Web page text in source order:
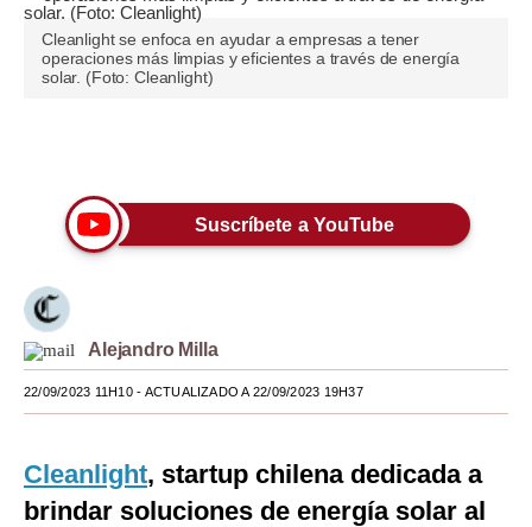
Opinión
Editorial
Tendencias
Lujo
Viajes
Moda
Estilos
EEUU
Cleanlight se enfoca en ayudar a empresas a tener
operaciones más limpias y eficientes a través de energía
solar. (Foto: Cleanlight)
Suscríbete a YouTube
Alejandro Milla
22/09/2023 11H10- ACTUALIZADO A 22/09/2023 19H37
Cleanlight, startup chilena dedicada a
brindar soluciones de energía solar al